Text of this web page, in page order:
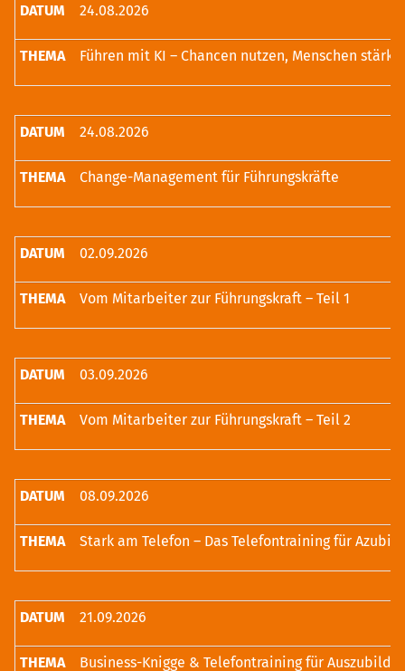
24.08.2026
Führen mit KI – Chancen nutzen, Menschen
24.08.2026
Change-Management für Führungskräfte
02.09.2026
Vom Mitarbeiter zur Führungskraft – Teil 1
03.09.2026
Vom Mitarbeiter zur Führungskraft – Teil 2
08.09.2026
Stark am Telefon – Das Telefontraining für Azubis
21.09.2026
Business-Knigge & Telefontraining für